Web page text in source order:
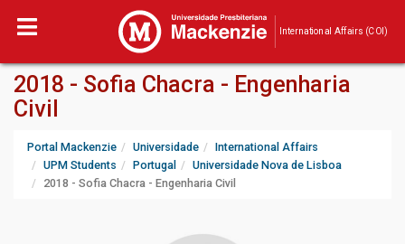
International Affairs (COI)
2018 - Sofia Chacra - Engenharia
Civil
Portal Mackenzie Universidade
International Affairs
UPM Students
Portugal
Universidade Nova de Lisboa
2018 - Sofia Chacra - Engenharia Civil